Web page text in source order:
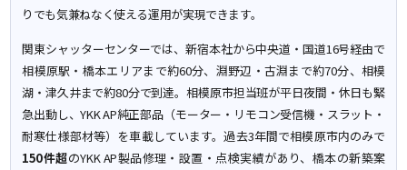
りでも気兼ねなく使える運用が実現できます。
関東シャッターセンターでは、新宿本社から中央道・国道16号経由で
相模原駅・橋本エリアまで約60分、淵野辺・古淵まで約70分、相模
湖・津久井まで約80分で到達。相模原市担当班が平日夜間・休日も緊
急出動し、YKK AP純正部品（モーター・リモコン受信機・スラット・
耐寒仕様部材等）を車載しています。過去3年間で相模原市内のみで
150件超のYKK AP製品修理・設置・点検実績があり、橋本の新築案